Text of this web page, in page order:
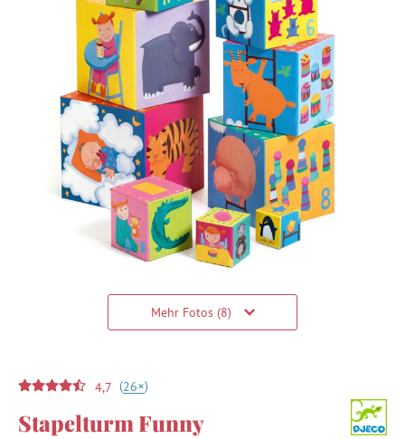
Mehr Fotos (8)
4,7 (26+)
Stapelturm Funny